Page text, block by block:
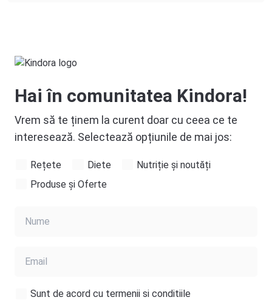
Hai în comunitatea Kindora!
Vrem să te ținem la curent doar cu ceea ce te
interesează. Selectează opțiunile de mai jos:
Rețete Diete
Nutriție și noutăți
Produse și Oferte
Sunt de acord cu termenii si conditiile